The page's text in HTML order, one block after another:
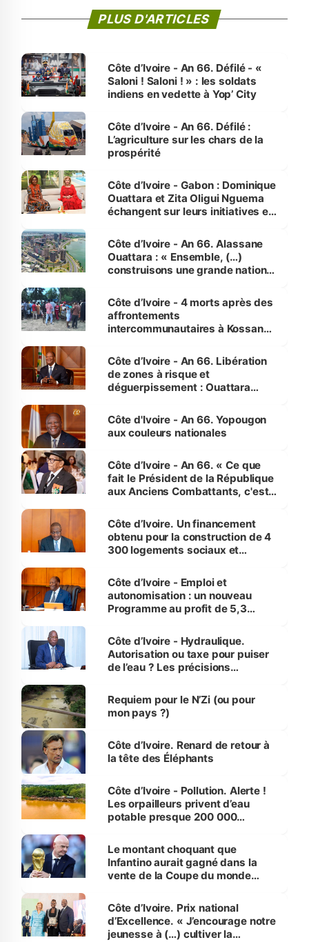
PLUS D'ARTICLES
Côte d’Ivoire - An 66. Défilé - «
Saloni ! Saloni ! » : les soldats
indiens en vedette à Yop’ City
Côte d’Ivoire - An 66. Défilé :
L’agriculture sur les chars de la
prospérité
Côte d’Ivoire - Gabon : Dominique
Ouattara et Zita Oligui Nguema
échangent sur leurs initiatives en
enfants
Côte d’Ivoire - An 66. Alassane
Ouattara : « Ensemble, (…)
construisons une grande nation
générations futures »
Côte d’Ivoire - 4 morts après des
affrontements
intercommunautaires à Kossandji
milieu des sinistrés
Côte d’Ivoire - An 66. Libération
de zones à risque et
déguerpissement : Ouattara
l'Etat de droit pour préserver les
vies humaines »
Côte d'Ivoire - An 66. Yopougon
aux couleurs nationales
Côte d’Ivoire - An 66. « Ce que
fait le Président de la République
aux Anciens Combattants, c'est
Côte d’Ivoire. Un financement
obtenu pour la construction de 4
300 logements sociaux et
et Yamoussoukro
Côte d’Ivoire - Emploi et
autonomisation : un nouveau
Programme au profit de 5,3
Côte d’Ivoire - Hydraulique.
Autorisation ou taxe pour puiser
de l’eau ? Les précisions
Requiem pour le N’Zi (ou pour
mon pays ?)
Côte d’Ivoire. Renard de retour à
la tête des Éléphants
Côte d’Ivoire - Pollution. Alerte !
Les orpailleurs privent d’eau
potable presque 200 000
Le montant choquant que
Infantino aurait gagné dans la
vente de la Coupe du monde
Côte d’Ivoire. Prix national
d’Excellence. « J’encourage notre
jeunesse à (…) cultiver la